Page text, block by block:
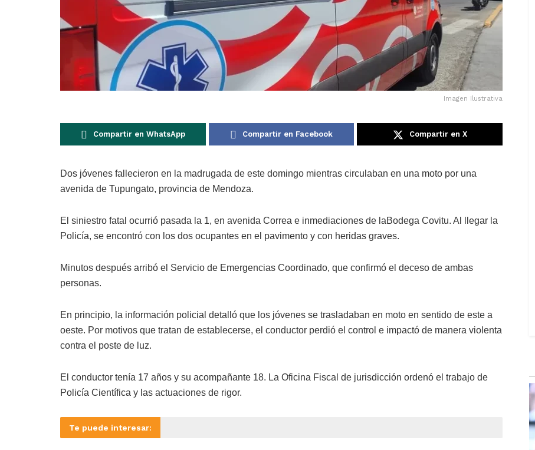
Imagen Ilustrativa
Compartir en WhatsApp Compartir en Facebook Compartir en X
Dos jóvenes fallecieron en la madrugada de este domingo mientras circulaban en una moto por una
avenida de Tupungato, provincia de Mendoza.
El siniestro fatal ocurrió pasada la 1, en avenida Correa e inmediaciones de laBodega Covitu. Al llegar la
Policía, se encontró con los dos ocupantes en el pavimento y con heridas graves.
Minutos después arribó el Servicio de Emergencias Coordinado, que confirmó el deceso de ambas
personas.
En principio, la información policial detalló que los jóvenes se trasladaban en moto en sentido de este a
oeste. Por motivos que tratan de establecerse, el conductor perdió el control e impactó de manera violenta
contra el poste de luz.
El conductor tenía 17 años y su acompañante 18. La Oficina Fiscal de jurisdicción ordenó el trabajo de
Policía Científica y las actuaciones de rigor.
Te puede interesar: